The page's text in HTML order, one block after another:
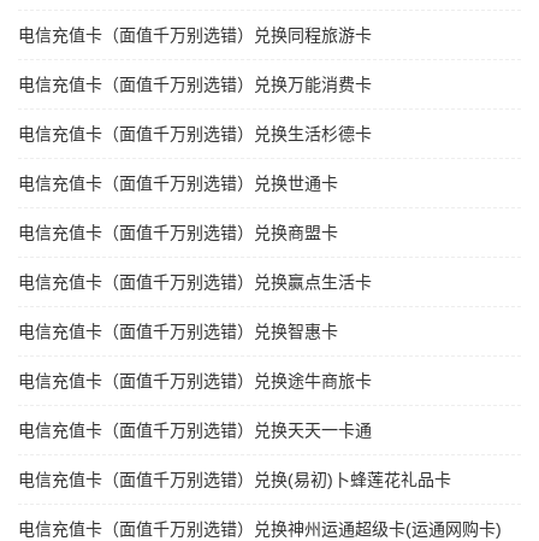
电信充值卡（面值千万别选错）兑换同程旅游卡
电信充值卡（面值千万别选错）兑换万能消费卡
电信充值卡（面值千万别选错）兑换生活杉德卡
电信充值卡（面值千万别选错）兑换世通卡
电信充值卡（面值千万别选错）兑换商盟卡
电信充值卡（面值千万别选错）兑换赢点生活卡
电信充值卡（面值千万别选错）兑换智惠卡
电信充值卡（面值千万别选错）兑换途牛商旅卡
电信充值卡（面值千万别选错）兑换天天一卡通
电信充值卡（面值千万别选错）兑换(易初)卜蜂莲花礼品卡
电信充值卡（面值千万别选错）兑换神州运通超级卡(运通网购卡)